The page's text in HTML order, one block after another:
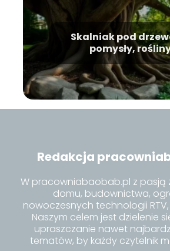
Skalniak pod
pomysły,
pielęgnacja
Redakcja
W pracowniabaobab.pl z pasją
domu, budownictwa,
nowoczesnych technologii RTV,
Naszym celem jest dzielenie
upraszczanie nawet
tematów, by każdy czytelnik